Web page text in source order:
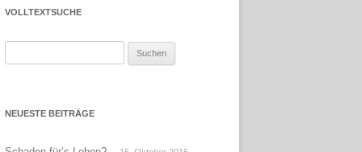
VOLLTEXTSUCHE
NEUESTE BEITRÄGE